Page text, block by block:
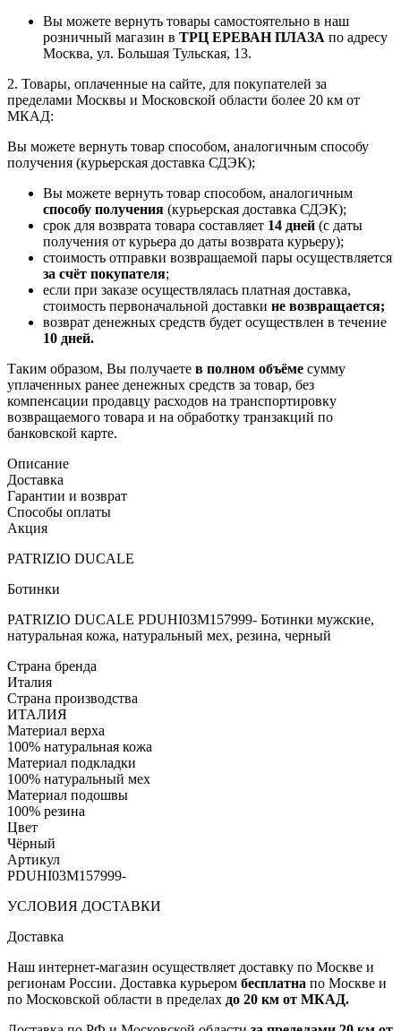
Вы можете вернуть товары самостоятельно в наш
розничный магазин в ТРЦ ЕРЕВАН ПЛАЗА по адресу
Москва, ул. Большая Тульская, 13.
2. Товары, оплаченные на сайте, для покупателей за
пределами Москвы и Московской области более 20 км от
МКАД:
Вы можете вернуть товар способом, аналогичным способу
получения (курьерская доставка СДЭК);
Вы можете вернуть товар способом, аналогичным
способу получения (курьерская доставка СДЭК);
срок для возврата товара составляет 14 дней (с даты
получения от курьера до даты возврата курьеру);
стоимость отправки возвращаемой пары осуществляется
за счёт покупателя;
если при заказе осуществлялась платная доставка,
стоимость первоначальной доставки не возвращается;
возврат денежных средств будет осуществлен в течение
10 дней.
Таким образом, Вы получаете в полном объёме сумму
уплаченных ранее денежных средств за товар, без
компенсации продавцу расходов на транспортировку
возвращаемого товара и на обработку транзакций по
банковской карте.
Описание
Доставка
Гарантии и возврат
Способы оплаты
Акция
PATRIZIO DUCALE
Ботинки
PATRIZIO DUCALE PDUHI03M157999- Ботинки мужские,
натуральная кожа, натуральный мех, резина, черный
Страна бренда
Италия
Страна производства
ИТАЛИЯ
Материал верха
100% натуральная кожа
Материал подкладки
100% натуральный мех
Материал подошвы
100% резина
Цвет
Чёрный
Артикул
PDUHI03M157999-
УСЛОВИЯ ДОСТАВКИ
Доставка
Наш интернет-магазин осуществляет доставку по Москве и
регионам России. Доставка курьером бесплатна по Москве и
по Московской области в пределах до 20 км от МКАД.